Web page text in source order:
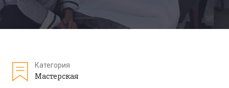
Категория
Мастерская